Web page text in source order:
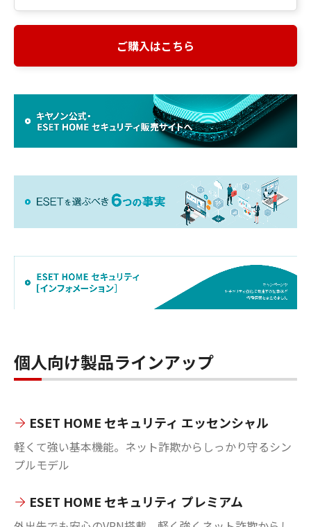
ご購入はこちら
個人向け製品ラインアップ
ESET HOME セキュリティ エッセンシャル
軽くて強い基本機能。ネット詐欺からしっかり守るシン
プルモデル
ESET HOME セキュリティ プレミアム